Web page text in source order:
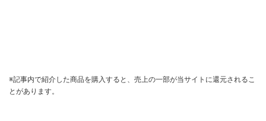
※記事内で紹介した商品を購入すると、売上の一部が当サイトに還元されるこ
とがあります。